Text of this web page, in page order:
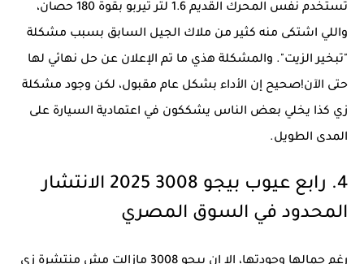
تستخدم نفس المحرك القديم 1.6 لتر تيربو بقوة 180 حصان،
واللي اشتكى منه كثير من ملاك الجيل السابق بسبب مشكلة
"تبخير الزيت". والمشكلة هذي ما تم الإعلان عن حل نهائي لها
حتى الآن!صحيح إن الأداء بشكل عام مقبول، لكن وجود مشكلة
زي كذا يخلي بعض الناس يشككون في اعتمادية السيارة على
المدى الطويل.
4. رابع عيوب بيجو 3008 2025 الانتشار
المحدود في السوق المصري